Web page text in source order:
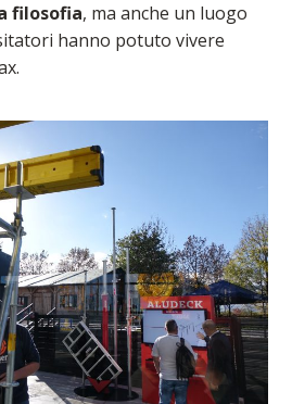
filosofia, ma anche un luogo
hanno potuto vivere